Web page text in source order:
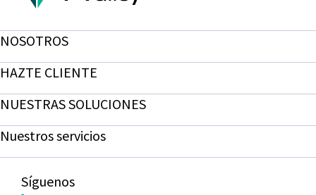
NOSOTROS
HAZTE CLIENTE
NUESTRAS SOLUCIONES
Nuestros servicios
Síguenos